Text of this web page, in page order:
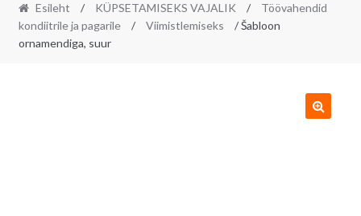
Esileht / KÜPSETAMISEKS VAJALIK /
Töövahendid
kondiitrile ja pagarile
/ Viimistlemiseks
/ Šabloon
ornamendiga, suur